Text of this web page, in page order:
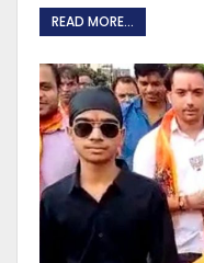
READ MORE...